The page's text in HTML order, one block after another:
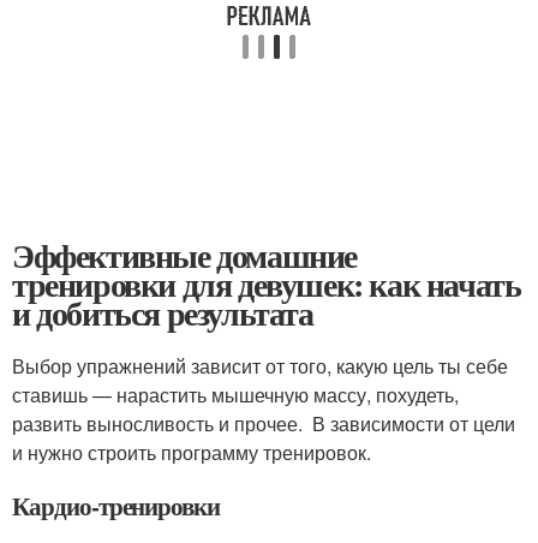
Эффективные домашние
тренировки для девушек: как начать
и добиться результата
Выбор упражнений зависит от того, какую цель ты себе
ставишь — нарастить мышечную массу, похудеть,
развить выносливость и прочее. В зависимости от цели
и нужно строить программу тренировок.
Кардио-тренировки